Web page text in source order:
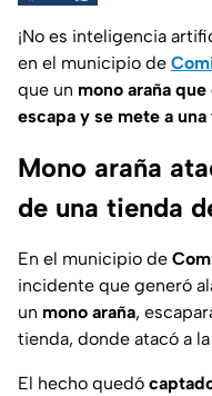
¡No es inteligencia
en el municipio de
que un mono araña
escapa y se mete a
Mono araña
de una tienda
En el municipio de
incidente que generó
un mono araña,
tienda, donde atacó a
El hecho quedó